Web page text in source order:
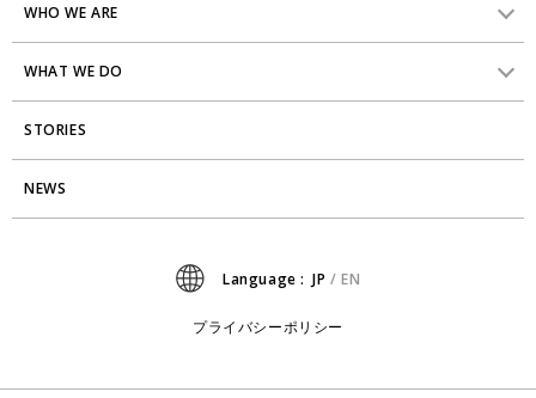
WHO WE ARE
HVからのメッセージ
研究員紹介
アクセス
WHAT WE DO
組織変革
エンゲージメント向上支援
STORIES
Stories
NEWS
Language : JP /EN
プライバシーポリシー